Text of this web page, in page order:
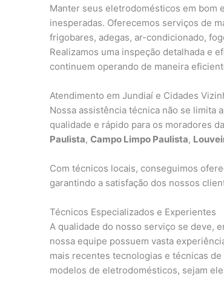
Manter seus eletrodomésticos em bom
inesperadas. Oferecemos serviços de
frigobares, adegas, ar-condicionado,
Realizamos uma inspeção detalhada e
continuem operando de maneira
Atendimento em Jundiaí e Cidades
Nossa assistência técnica não se limita
qualidade e rápido para os moradores
Paulista, Campo Limpo Paulista,
Com técnicos locais, conseguimos
garantindo a satisfação dos nossos
Técnicos Especializados e Experientes
A qualidade do nosso serviço se deve,
nossa equipe possuem vasta
mais recentes tecnologias e técnicas
modelos de eletrodomésticos, sejam